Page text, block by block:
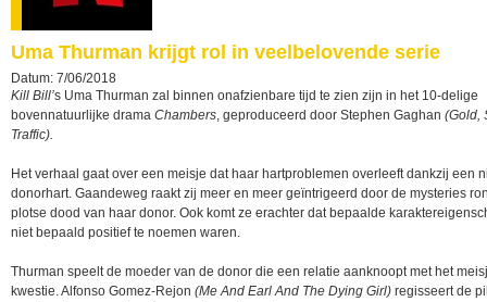
Uma Thurman krijgt rol in veelbelovende serie
Datum: 7/06/2018
Kill Bill’s Uma Thurman zal binnen onafzienbare tijd te zien zijn in het 10-delige
bovennatuurlijke drama Chambers, geproduceerd door Stephen Gaghan (Gold,
Traffic).
Het verhaal gaat over een meisje dat haar hartproblemen overleeft dankzij een
donorhart. Gaandeweg raakt zij meer en meer geïntrigeerd door de mysteries
plotse dood van haar donor. Ook komt ze erachter dat bepaalde
niet bepaald positief te noemen waren.
Thurman speelt de moeder van de donor die een relatie aanknoopt met het
kwestie. Alfonso Gomez-Rejon (Me And Earl And The Dying Girl) regisseert de